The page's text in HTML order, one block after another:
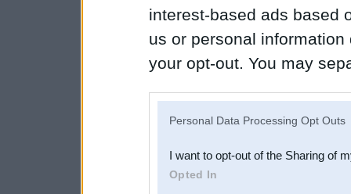
interest-based ads based
us or personal
your opt-out. You may
Downstream Participants
third parties.
Personal Data Processing Opt Outs
I want to opt-out of the Sharing of
Opted In